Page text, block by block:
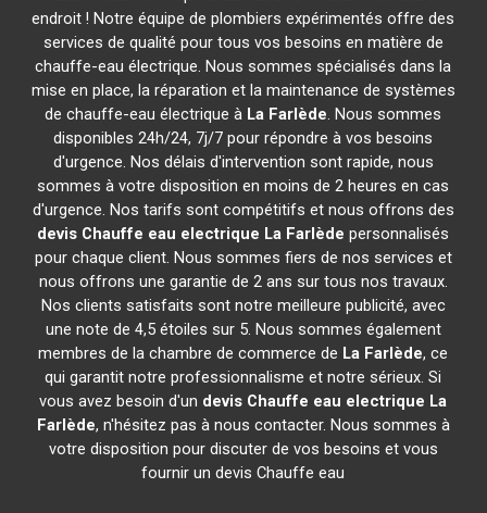
endroit ! Notre équipe de plombiers expérimentés offre des
services de qualité pour tous vos besoins en matière de
chauffe-eau électrique. Nous sommes spécialisés dans la
mise en place, la réparation et la maintenance de systèmes
de chauffe-eau électrique à La Farlède. Nous sommes
disponibles 24h/24, 7j/7 pour répondre à vos besoins
d'urgence. Nos délais d'intervention sont rapide, nous
sommes à votre disposition en moins de 2 heures en cas
d'urgence. Nos tarifs sont compétitifs et nous offrons des
devis Chauffe eau electrique La Farlède personnalisés
pour chaque client. Nous sommes fiers de nos services et
nous offrons une garantie de 2 ans sur tous nos travaux.
Nos clients satisfaits sont notre meilleure publicité, avec
une note de 4,5 étoiles sur 5. Nous sommes également
membres de la chambre de commerce de La Farlède, ce
qui garantit notre professionnalisme et notre sérieux. Si
vous avez besoin d'un devis Chauffe eau electrique La
Farlède, n'hésitez pas à nous contacter. Nous sommes à
votre disposition pour discuter de vos besoins et vous
fournir un devis Chauffe eau